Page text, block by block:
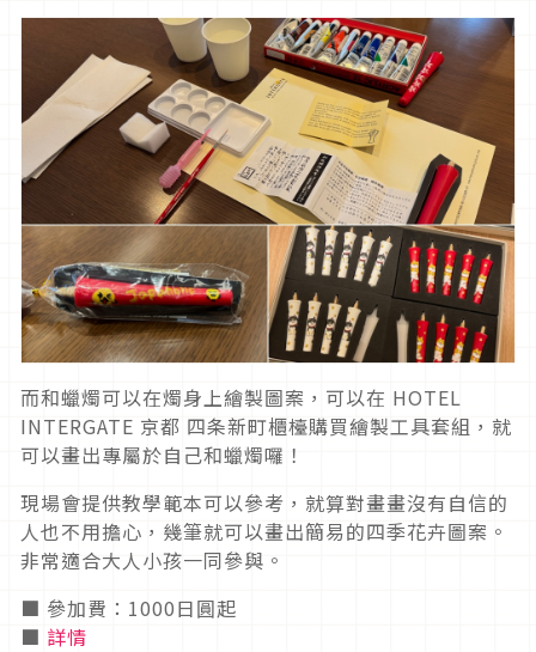
而和蠟燭可以在燭身上繪製圖案，可以在 HOTEL
INTERGATE 京都 四条新町櫃檯購買繪製工具套組，就
可以畫出專屬於自己和蠟燭囉！
現場會提供教學範本可以參考，就算對畫畫沒有自信的
人也不用擔心，幾筆就可以畫出簡易的四季花卉圖案。
非常適合大人小孩一同參與。
■ 參加費：1000日圓起
■ 詳情